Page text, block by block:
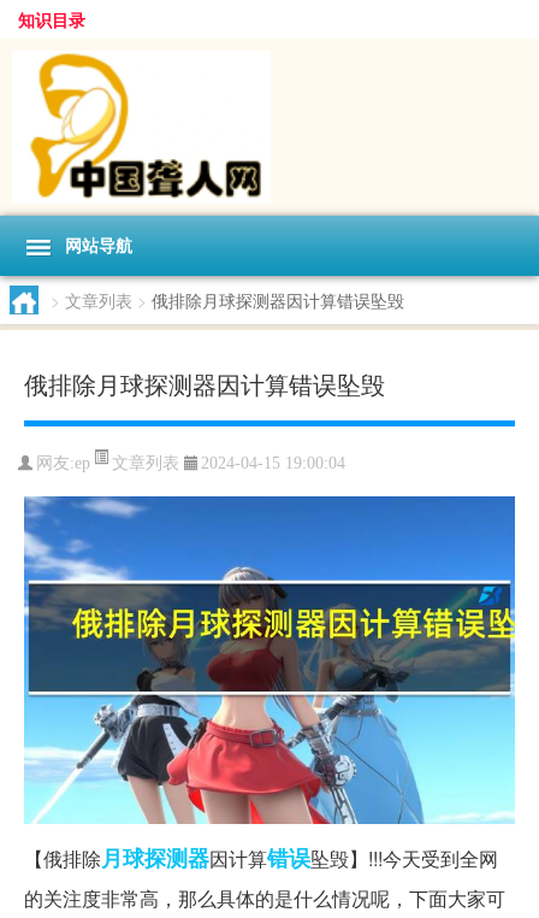
知识目录
网站导航
> 文章列表 > 俄排除月球探测器因计算错误坠毁
俄排除月球探测器因计算错误坠毁
网友:ep 文章列表 2024-04-15 19:00:04
【俄排除月球探测器因计算错误坠毁】!!!今天受到全网
的关注度非常高，那么具体的是什么情况呢，下面大家可